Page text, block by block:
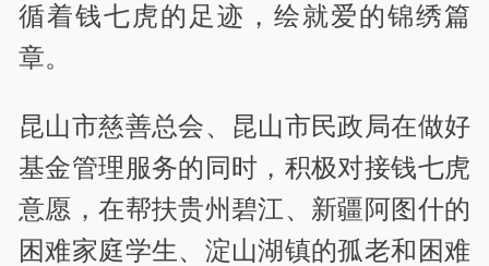
循着钱七虎的足迹，绘就爱的锦绣篇
章。
昆山市慈善总会、昆山市民政局在做好
基金管理服务的同时，积极对接钱七虎
意愿，在帮扶贵州碧江、新疆阿图什的
困难家庭学生、淀山湖镇的孤老和困难